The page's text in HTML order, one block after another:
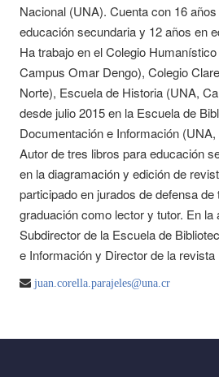
Nacional (UNA). Cuenta con 16
educación secundaria y 12 años en
Ha trabajo en el Colegio
Campus Omar Dengo), Colegio
Norte), Escuela de Historia (UNA,
desde julio 2015 en la Escuela de
Documentación e Información
Autor de tres libros para educación
en la diagramación y edición de
participado en jurados de defensa
graduación como lector y tutor. En la
Subdirector de la Escuela de
e Información y Director de la revista
juan.corella.parajeles@una.cr